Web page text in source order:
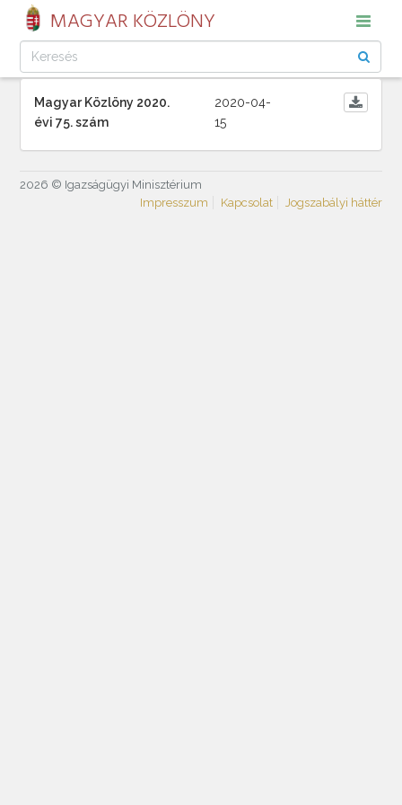
MAGYAR KÖZLÖNY
Magyar Közlöny 2020.
évi 75. szám
2020-04-
15
2026 © Igazságügyi Minisztérium
Impresszum
Kapcsolat Jogszabályi háttér